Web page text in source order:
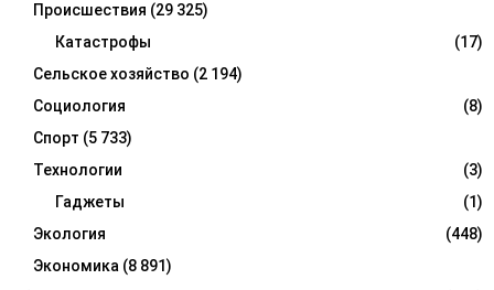
Происшествия (29 325)
Катастрофы
(17)
Сельское хозяйство (2 194)
Социология
(8)
Спорт (5 733)
Технологии
(3)
Гаджеты
(1)
Экология
(448)
Экономика (8 891)